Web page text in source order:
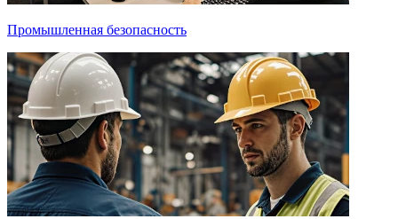
Промышленная безопасность